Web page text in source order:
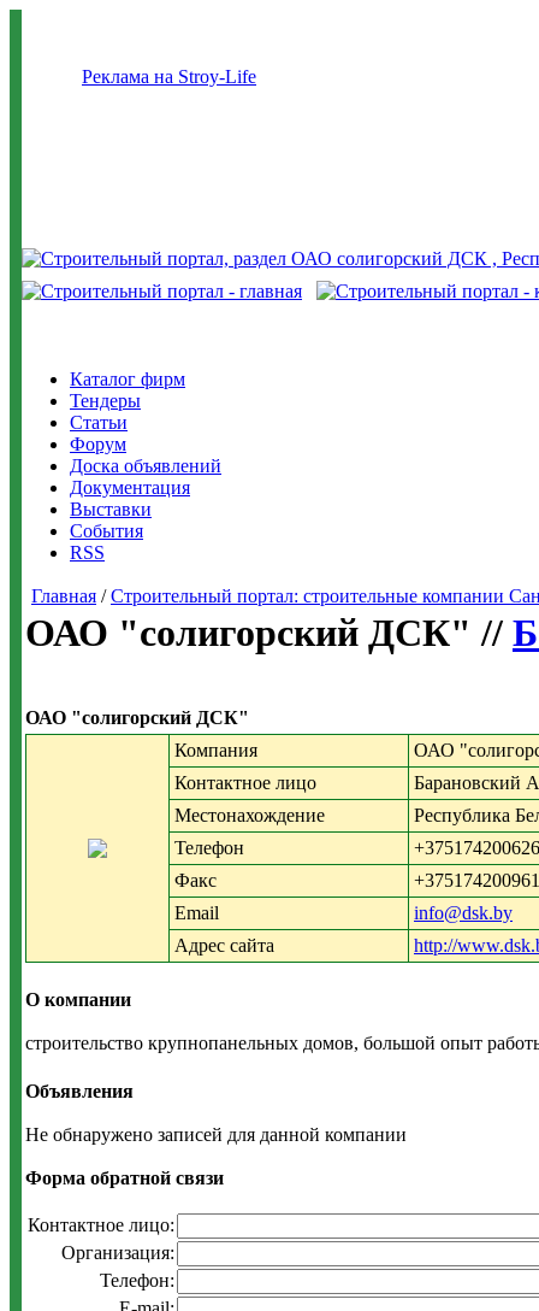
Реклама на Stroy-Life
Каталог фирм
Тендеры
Статьи
Форум
Доска объявлений
Документация
Выставки
События
RSS
Главная /Строительный портал: строительные компании
ОАО "солигорский ДСК" //
ОАО "солигорский ДСК"
Компания
ОАО
Контактное лицо
Барановский
Местонахождение
Республика
Телефон
+375174200626
Факс
+375174200961
Email
info@dsk.by
Адрес сайта
http://
О компании
строительство крупнопанельных домов, большой опыт
Объявления
Не обнаружено записей для данной компании
Форма обратной связи
Контактное лицо:
Организация:
Телефон: